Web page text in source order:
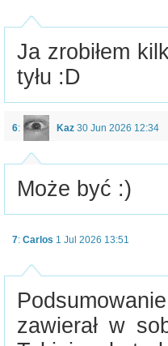
Ja zrobiłem
tyłu :D
6: Kaz 30 Jun 2026 12:34
Może być :)
7: Carlos 1 Jul 2026 13:51
zawierał w